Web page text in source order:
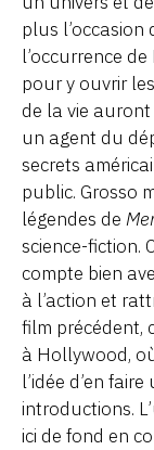
plus l’occasion
l’occurrence
pour y ouvrir
de la vie
un agent du
secrets
public. Grosso
légendes de
science-fiction.
compte bien
à l’action et
film précédent,
à Hollywood,
l’idée d’en
introductions.
ici de fond en